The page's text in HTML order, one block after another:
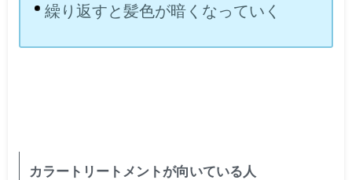
繰り返すと髪色が暗くなっていく
カラートリートメントが向いている人